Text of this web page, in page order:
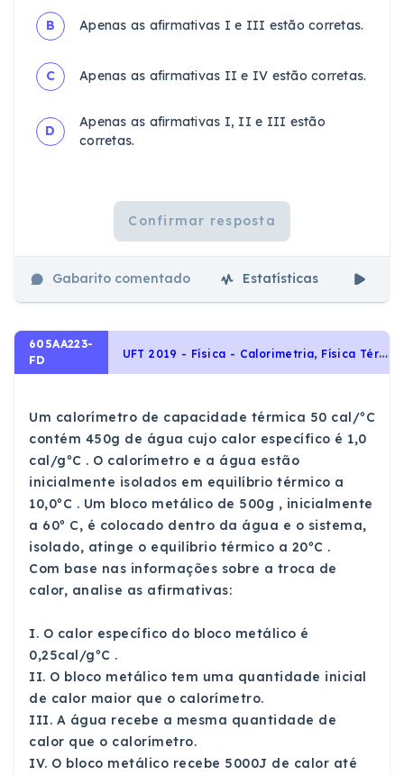
B Apenas as afirmativas I e III estão corretas.
C Apenas as afirmativas II e IV estão corretas.
D
Apenas as afirmativas I, II e III estão
corretas.
Confirmar resposta
Gabarito comentado Estatísticas
605AA223-
FD
U
FT 2019 - Física - Calorimetria, Física Térmica - Termologia
Um calorímetro de capacidade térmica 50 cal/ºC
contém 450g de água cujo calor específico é 1,0
cal/gºC . O calorímetro e a água estão
inicialmente isolados em equilíbrio térmico a
10,0ºC . Um bloco metálico de 500g , inicialmente
a 60º C, é colocado dentro da água e o sistema,
isolado, atinge o equilíbrio térmico a 20ºC .
Com base nas informações sobre a troca de
calor, analise as afirmativas:
I. O calor específico do bloco metálico é
0,25cal/gºC .
II. O bloco metálico tem uma quantidade inicial
de calor maior que o calorímetro.
III. A água recebe a mesma quantidade de
calor que o calorímetro.
IV. O bloco metálico recebe 5000J de calor até